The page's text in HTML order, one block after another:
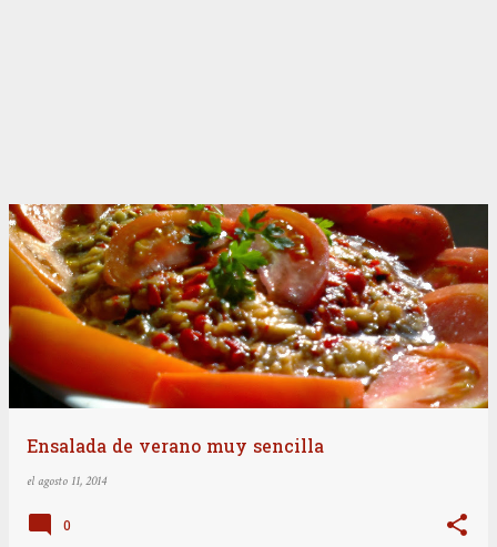
Ensalada de verano muy sencilla
el agosto 11, 2014
0